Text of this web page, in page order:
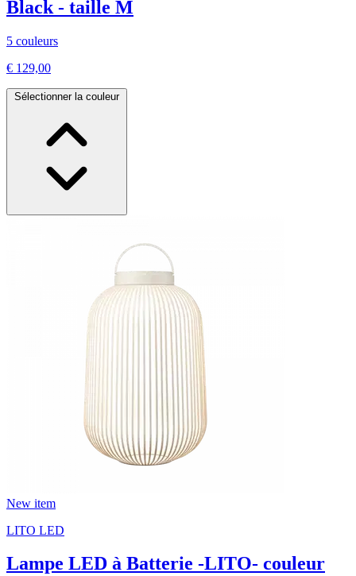
Black - taille M
5 couleurs
€ 129,00
Sélectionner la couleur
New item
LITO LED
Lampe LED à Batterie -LITO- couleur